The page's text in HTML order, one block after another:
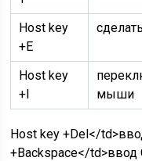
Host key
+E
Host key
+I
мыши
Host key +Del</
+Backspace</td>ввод